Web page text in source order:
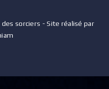
sorciers - Site réalisé par